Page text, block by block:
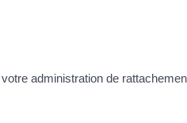
administration de